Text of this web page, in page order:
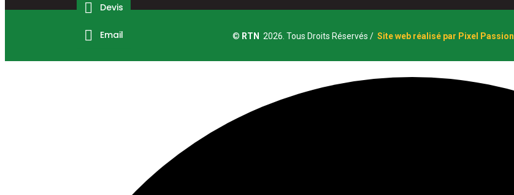
Devis
Email © RTN 2026. Tous Droits Réservés​ / Site web réalisé par Pixel Passion
Devis
Email